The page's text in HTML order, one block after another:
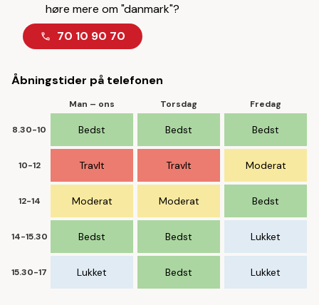
høre mere om "danmark"?
70 10 90 70
Åbningstider på telefonen
Man – ons Torsdag Fredag
8.30-10 Bedst Bedst Bedst
10-12 Travlt Travlt Moderat
12-14 Moderat Moderat Bedst
14-15.30 Bedst Bedst Lukket
15.30-17 Lukket Bedst Lukket